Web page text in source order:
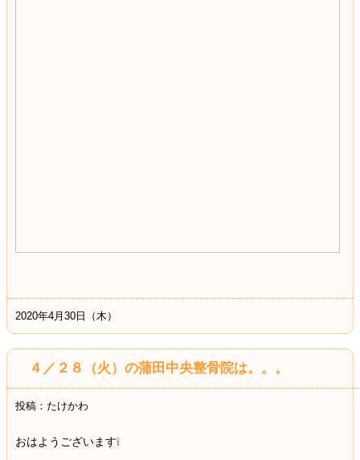
2020年4月30日（木）
４／２８（火）の蒲田中央整骨院は。。。
投稿：たけかわ
おはようございます❕